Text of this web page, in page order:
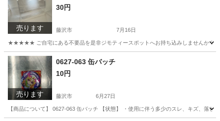
売ります
30円
藤沢市 7月16日
★★★★★ ご自宅にある不要品を是非ジモティースポットへお持ち込みしませんか？
神奈川 藤沢市 インテリア雑貨/小物
売ります
0627-063 缶バッチ
10円
藤沢市 6月27日
【商品について】 0627-063 缶バッチ 【状態】 ・使用に伴う多少のスレ、キズ、落